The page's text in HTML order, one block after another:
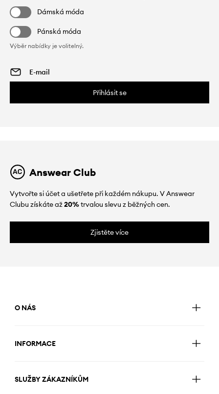
Dámská móda
Pánská móda
Výběr nabídky je volitelný.
Přihlásit se
Answear Club
Vytvořte si účet a ušetřete při každém nákupu. V Answear
Clubu získáte až20%trvalou slevu z běžných cen.
Zjistěte více
O NÁS
INFORMACE
SLUŽBY ZÁKAZNÍKŮM